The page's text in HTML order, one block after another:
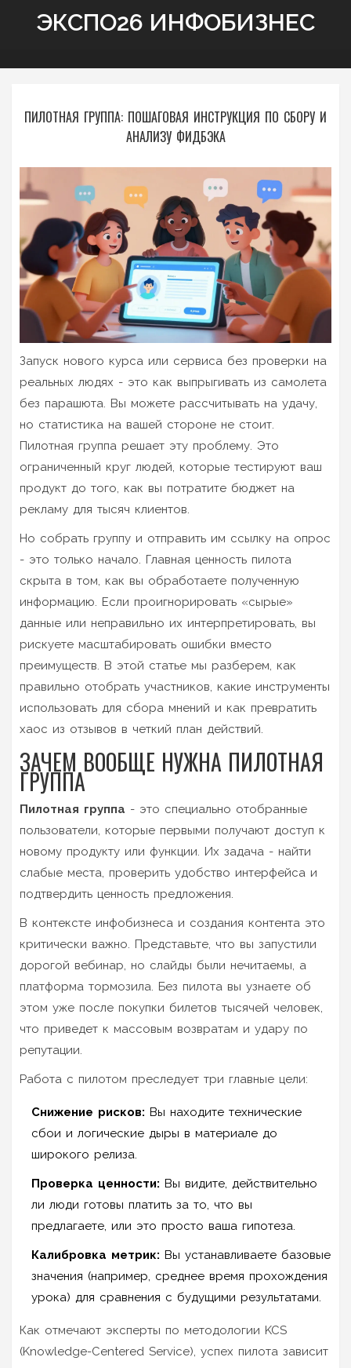
ЭКСПО26 ИНФОБИЗНЕС
ПИЛОТНАЯ ГРУППА: ПОШАГОВАЯ ИНСТРУКЦИЯ ПО СБОРУ И
АНАЛИЗУ ФИДБЭКА
Запуск нового курса или сервиса без проверки на
реальных людях - это как выпрыгивать из самолета
без парашюта. Вы можете рассчитывать на удачу,
но статистика на вашей стороне не стоит.
Пилотная группа решает эту проблему. Это
ограниченный круг людей, которые тестируют ваш
продукт до того, как вы потратите бюджет на
рекламу для тысяч клиентов.
Но собрать группу и отправить им ссылку на опрос
- это только начало. Главная ценность пилота
скрыта в том, как вы обработаете полученную
информацию. Если проигнорировать «сырые»
данные или неправильно их интерпретировать, вы
рискуете масштабировать ошибки вместо
преимуществ. В этой статье мы разберем, как
правильно отобрать участников, какие инструменты
использовать для сбора мнений и как превратить
хаос из отзывов в четкий план действий.
ЗАЧЕМ ВООБЩЕ НУЖНА ПИЛОТНАЯ
ГРУППА
Пилотная группа - это специально отобранные
пользователи, которые первыми получают доступ к
новому продукту или функции. Их задача - найти
слабые места, проверить удобство интерфейса и
подтвердить ценность предложения.
В контексте инфобизнеса и создания контента это
критически важно. Представьте, что вы запустили
дорогой вебинар, но слайды были нечитаемы, а
платформа тормозила. Без пилота вы узнаете об
этом уже после покупки билетов тысячей человек,
что приведет к массовым возвратам и удару по
репутации.
Работа с пилотом преследует три главные цели:
Снижение рисков: Вы находите технические
сбои и логические дыры в материале до
широкого релиза.
Проверка ценности: Вы видите, действительно
ли люди готовы платить за то, что вы
предлагаете, или это просто ваша гипотеза.
Калибровка метрик: Вы устанавливаете базовые
значения (например, среднее время прохождения
урока) для сравнения с будущими результатами.
Как отмечают эксперты по методологии KCS
(Knowledge-Centered Service), успех пилота зависит